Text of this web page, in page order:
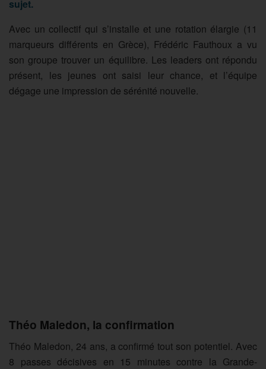
sujet.
Avec un collectif qui s’installe et une rotation élargie (11
marqueurs différents en Grèce), Frédéric Fauthoux a vu
son groupe trouver un équilibre. Les leaders ont répondu
présent, les jeunes ont saisi leur chance, et l’équipe
dégage une impression de sérénité nouvelle.
Théo Maledon, la confirmation
Théo Maledon, 24 ans, a confirmé tout son potentiel. Avec
8 passes décisives en 15 minutes contre la Grande-